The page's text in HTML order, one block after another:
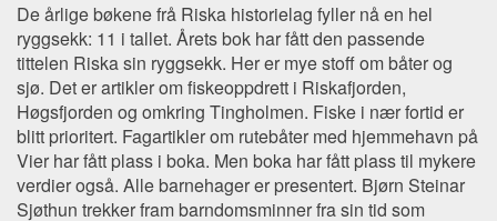
De årlige bøkene frå Riska historielag fyller nå en hel
ryggsekk: 11 i tallet. Årets bok har fått den passende
tittelen Riska sin ryggsekk. Her er mye stoff om båter og
sjø. Det er artikler om fiskeoppdrett i Riskafjorden,
Høgsfjorden og omkring Tingholmen. Fiske i nær fortid er
blitt prioritert. Fagartikler om rutebåter med hjemmehavn på
Vier har fått plass i boka. Men boka har fått plass til mykere
verdier også. Alle barnehager er presentert. Bjørn Steinar
Sjøthun trekker fram barndomsminner fra sin tid som